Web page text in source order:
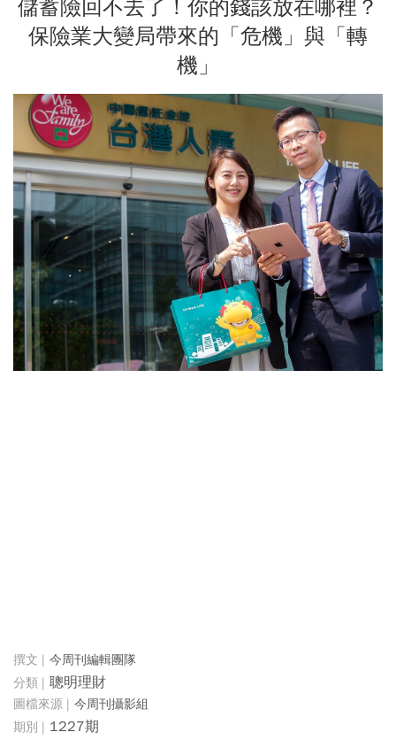
儲蓄險回不去了！你的錢該放在哪裡？
保險業大變局帶來的「危機」與「轉
機」
今周刊編輯團隊
聰明理財
今周刊攝影組
1227期